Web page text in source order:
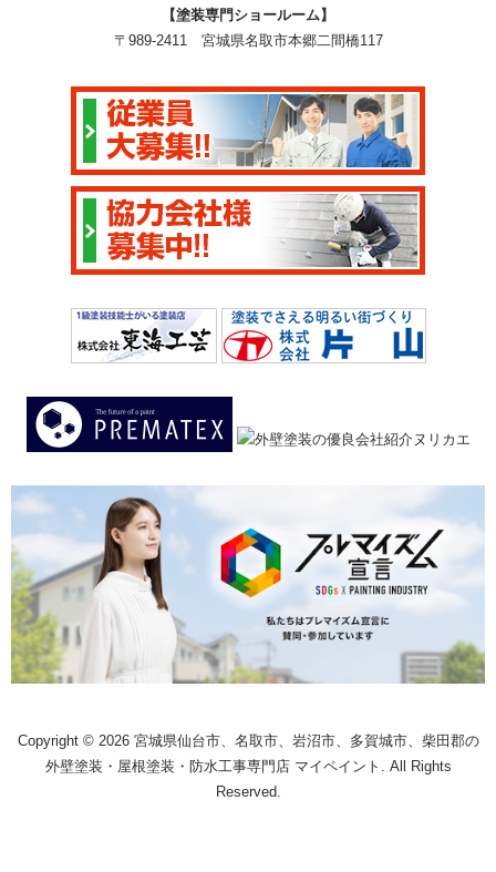
【塗装専門ショールーム】
〒989-2411 宮城県名取市本郷二間橋117
Copyright © 2026 宮城県仙台市、名取市、岩沼市、多賀城市、柴田郡の
外壁塗装・屋根塗装・防水工事専門店 マイペイント. All Rights
Reserved.